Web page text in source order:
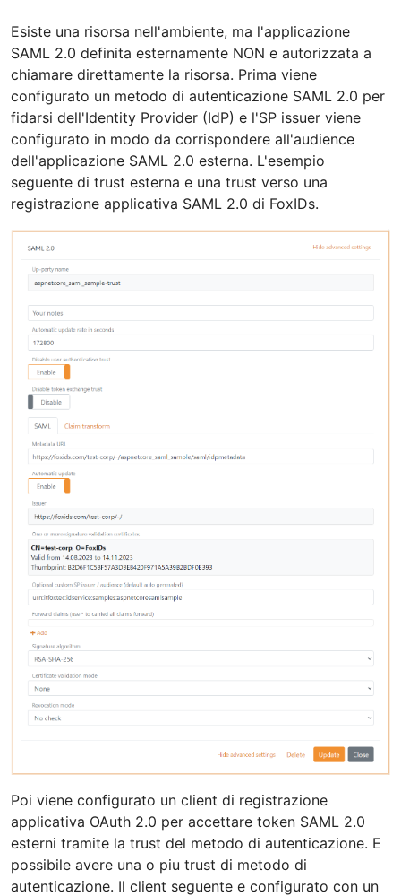
Esiste una risorsa nell'ambiente, ma l'applicazione
SAML 2.0 definita esternamente NON e autorizzata a
chiamare direttamente la risorsa. Prima viene
configurato un metodo di autenticazione SAML 2.0 per
fidarsi dell'Identity Provider (IdP) e l'SP issuer viene
configurato in modo da corrispondere all'audience
dell'applicazione SAML 2.0 esterna. L'esempio
seguente di trust esterna e una trust verso una
registrazione applicativa SAML 2.0 di FoxIDs.
Poi viene configurato un client di registrazione
applicativa OAuth 2.0 per accettare token SAML 2.0
esterni tramite la trust del metodo di autenticazione. E
possibile avere una o piu trust di metodo di
autenticazione. Il client seguente e configurato con un